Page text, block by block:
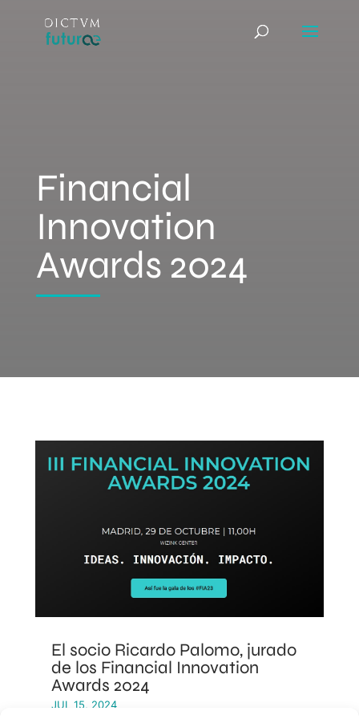
Financial
Innovation
Awards 2024
El socio Ricardo Palomo, jurado
de los Financial Innovation
Awards 2024
JUL 15, 2024